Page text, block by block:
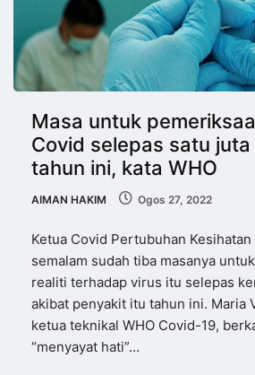
Masa untuk
Covid selepas satu
tahun ini, kata WHO
AIMAN HAKIM Ogos 27, 2022
Ketua Covid Pertubuhan
semalam sudah tiba masanya
realiti terhadap virus itu selepas
akibat penyakit itu tahun ini. Maria
ketua teknikal WHO Covid-19,
“menyayat hati”…